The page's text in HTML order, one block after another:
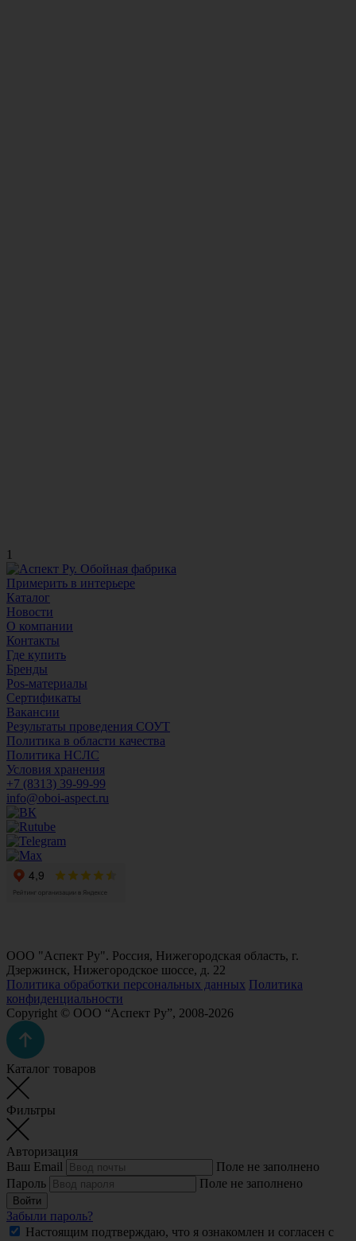
1
Примерить в интерьере
Каталог
Новости
О компании
Контакты
Где купить
Бренды
Pos-материалы
Сертификаты
Вакансии
Результаты проведения СОУТ
Политика в области качества
Политика НСЛС
Условия хранения
+7 (8313) 39-99-99
info@oboi-aspect.ru
ООО "Аспект Ру". Россия, Нижегородская область, г.
Дзержинск, Нижегородское шоссе, д. 22
Политика обработки персональных данных Политика
конфиденциальности
Copyright © ООО “Аспект Ру”, 2008-2026
Каталог товаров
Фильтры
Авторизация
Ваш Email
Поле не заполнено
Пароль
Поле не заполнено
Войти
Забыли пароль?
Настоящим подтверждаю, что я ознакомлен и согласен с